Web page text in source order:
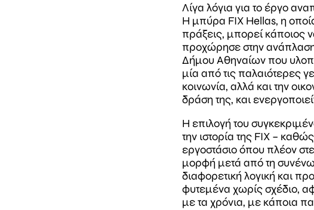
Λίγα λόγια για το έργο
Η μπύρα FIX Hellas, η
πράξεις, μπορεί κάποιος
προχώρησε στην
Δήμου Αθηναίων που
μία από τις παλαιότερες
κοινωνία, αλλά και την
δράση της, και
Η επιλογή του
την ιστορία της FIX –
εργοστάσιο όπου πλέον
μορφή μετά από τη
διαφορετική λογική και
φυτεμένα χωρίς σχέδιο,
με τα χρόνια, με κάποια